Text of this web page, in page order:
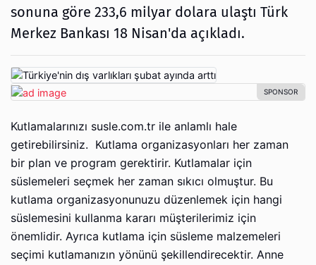
sonuna göre 233,6 milyar dolara ulaştı Türk
Merkez Bankası 18 Nisan'da açıkladı.
Kutlamalarınızı susle.com.tr ile anlamlı hale
getirebilirsiniz. Kutlama organizasyonları her zaman
bir plan ve program gerektirir. Kutlamalar için
süslemeleri seçmek her zaman sıkıcı olmuştur. Bu
kutlama organizasyonunuzu düzenlemek için hangi
süslemesini kullanma kararı müşterilerimiz için
önemlidir. Ayrıca kutlama için süsleme malzemeleri
seçimi kutlamanızın yönünü şekillendirecektir. Anne